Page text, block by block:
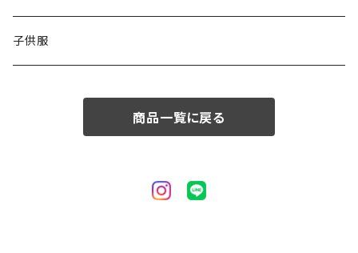
50/XL～
48/L
子供服
商品一覧に戻る